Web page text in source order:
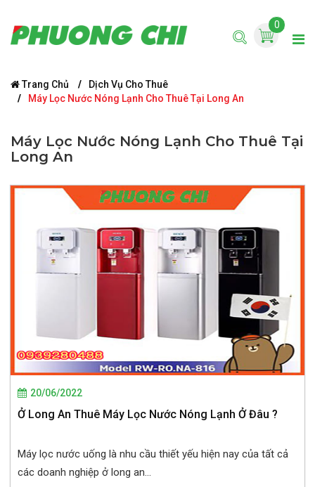
0
Trang Chủ
Dịch Vụ Cho Thuê
Máy Lọc Nước Nóng Lạnh Cho Thuê Tại Long An
Máy Lọc Nước Nóng Lạnh Cho Thuê Tại
Long An
20/06/2022
Ở Long An Thuê Máy Lọc Nước Nóng Lạnh Ở Đâu ?
Máy lọc nước uống là nhu cầu thiết yếu hiện nay của tất cả
các doanh nghiệp ở long an...